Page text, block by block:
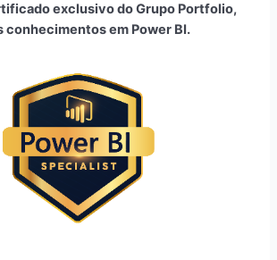
exclusivo do Grupo Portfolio,
conhecimentos em Power BI.